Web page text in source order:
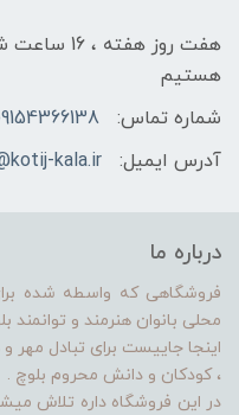
هفت روز
هستیم
شماره تماس:
- 09154344486
آدرس ایمیل:
kala.ir
درباره ما
فروشگاهی که واسطه شده
محلی بانوان هنرمند و توانمند
اینجا جاییست برای تبادل
، کودکان و دانش محروم بلوچ .
در این فروشگاه داره تلاش